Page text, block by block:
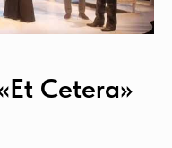
Cetera»